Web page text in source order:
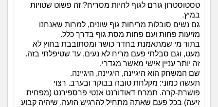
טסטוסטרון גורם לגוף להיות מסריח? זה פשוט שטויות
במיץ.
גם נשים סובלות מריחות גוף שונים, למרות שאנחנו
מזיעות פחות ועם פחות מסת גוף בדרך כלל.
בתור מי שמתאמנת בחדר כושר ומסתובבת בחוץ לא
מעט, וגם סבלתי פעם מריח לא נעים, עד שטיפלתי בזה.
זה יותר עניין אישי מאשר מגדרי.
שם המשחק הוא היגיינה, היגיינה, היגיינה.
תעשה כמוני: מקלחת טובה בבוקר ובערב. רצוי
פושרת-קרה. תמרח דאודורנט אנטי פרספירנט (מפחית
זיעה) בכל פעם שאתה מתחיל להרגיש הזעה. שיהיה קבוע